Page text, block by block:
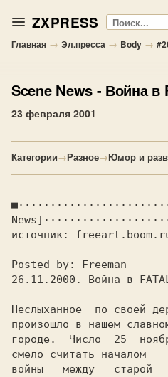
ZXPRESS Поиск
Главная → Эл.пресса → Body →
Scene News- Война в
23 февраля 2001
Категории→Разное→Юмор и
News
источник:
Posted by: Freeman
26.11.2000. Война в
Неслыханное  по своей
произошло в нашем
городе.  Число  25
смело считать началом
войны   между   старой